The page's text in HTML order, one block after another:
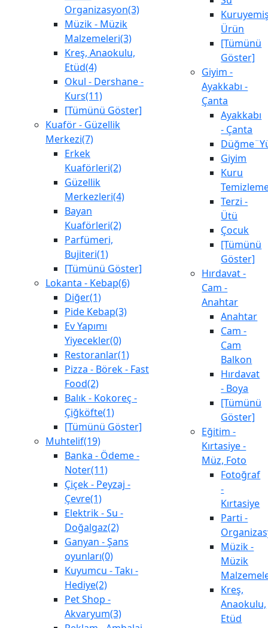
Organizasyon(3)
Müzik - Müzik
Malzemeleri(3)
Kreş, Anaokulu,
Etüd(4)
Okul - Dershane -
Kurs(11)
[Tümünü Göster]
Kuaför - Güzellik
Merkezi(7)
Erkek
Kuaförleri(2)
Güzellik
Merkezleri(4)
Bayan
Kuaförleri(2)
Parfümeri,
Bujiteri(1)
[Tümünü Göster]
Lokanta - Kebap(6)
Diğer(1)
Pide Kebap(3)
Ev Yapımı
Yiyecekler(0)
Restoranlar(1)
Pizza - Börek - Fast
Food(2)
Balık - Kokoreç -
Çiğköfte(1)
[Tümünü Göster]
Muhtelif(19)
Banka - Ödeme -
Noter(11)
Çiçek - Peyzaj -
Çevre(1)
Elektrik - Su -
Doğalgaz(2)
Ganyan - Şans
oyunları(0)
Kuyumcu - Takı -
Hediye(2)
Pet Shop -
Akvaryum(3)
Ürün
[Tümünü
Göster]
Giyim -
Ayakkabı -
Çanta
Ayakkabı
- Çanta
Giyim
Kuru
Terzi -
Ütü
Çocuk
[Tümünü
Göster]
Hırdavat -
Cam -
Anahtar
Anahtar
Cam -
Cam
Balkon
Hırdavat
- Boya
[Tümünü
Göster]
Eğitim -
Kırtasiye -
Müz, Foto
Fotoğraf
-
Kırtasiye
Parti -
Müzik -
Müzik
Kreş,
Anaokulu,
Etüd